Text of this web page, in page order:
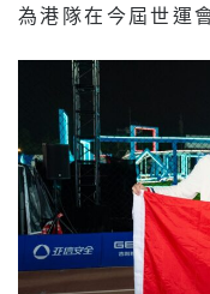
為港隊在今屆世運